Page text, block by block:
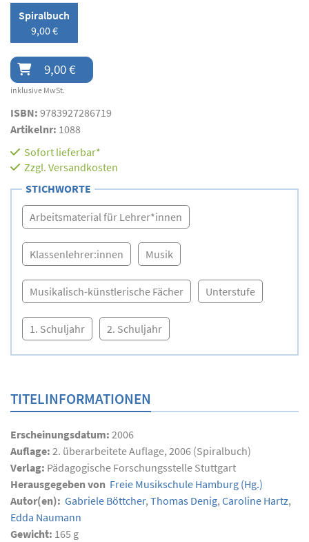
Spiralbuch
9,00 €
9,00 €
inklusive MwSt.
ISBN: 9783927286719
Artikelnr: 1088
Sofort lieferbar*
Zzgl. Versandkosten
STICHWORTE
Arbeitsmaterial für Lehrer*innen
Klassenlehrer:innen Musik
Musikalisch-künstlerische Fächer Unterstufe
1. Schuljahr 2. Schuljahr
TITELINFORMATIONEN
Erscheinungsdatum: 2006
Auflage: 2. überarbeitete Auflage, 2006 (Spiralbuch)
Verlag: Pädagogische Forschungsstelle Stuttgart
Herausgegeben von Freie Musikschule Hamburg (Hg.)
Autor(en): Gabriele Böttcher, Thomas Denig, Caroline Hartz,
Edda Naumann
Gewicht: 165 g